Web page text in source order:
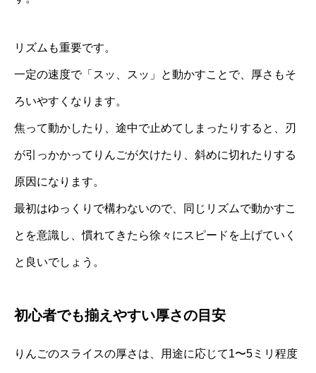
リズムも重要です。
一定の速度で「スッ、スッ」と動かすことで、厚さもそ
ろいやすくなります。
焦って動かしたり、途中で止めてしまったりすると、刃
が引っかかってりんごが欠けたり、斜めに切れたりする
原因になります。
最初はゆっくりで構わないので、同じリズムで動かすこ
とを意識し、慣れてきたら徐々にスピードを上げていく
と良いでしょう。
初心者でも揃えやすい厚さの目安
りんごのスライスの厚さは、用途に応じて1〜5ミリ程度